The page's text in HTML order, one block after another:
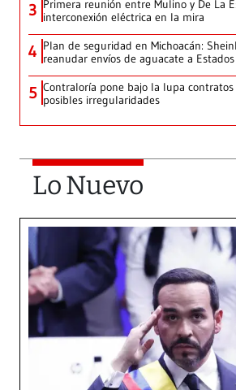
3 Primera reunión entre Mulino y De La
interconexión eléctrica en la mira
4 Plan de seguridad en Michoacán:
reanudar envíos de aguacate a
5 Contraloría pone bajo la lupa
posibles irregularidades
Lo Nuevo